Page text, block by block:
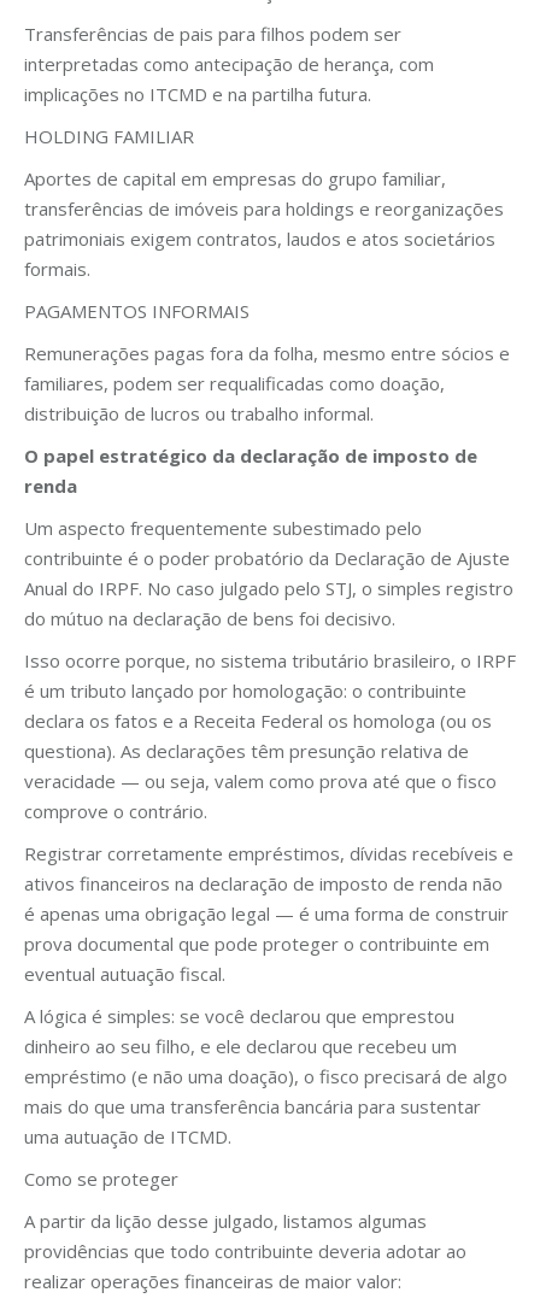
Transferências de pais para filhos podem ser
interpretadas como antecipação de herança, com
implicações no ITCMD e na partilha futura.
HOLDING FAMILIAR
Aportes de capital em empresas do grupo familiar,
transferências de imóveis para holdings e reorganizações
patrimoniais exigem contratos, laudos e atos societários
formais.
PAGAMENTOS INFORMAIS
Remunerações pagas fora da folha, mesmo entre sócios e
familiares, podem ser requalificadas como doação,
distribuição de lucros ou trabalho informal.
O papel estratégico da declaração de imposto de
renda
Um aspecto frequentemente subestimado pelo
contribuinte é o poder probatório da Declaração de Ajuste
Anual do IRPF. No caso julgado pelo STJ, o simples registro
do mútuo na declaração de bens foi decisivo.
Isso ocorre porque, no sistema tributário brasileiro, o IRPF
é um tributo lançado por homologação: o contribuinte
declara os fatos e a Receita Federal os homologa (ou os
questiona). As declarações têm presunção relativa de
veracidade — ou seja, valem como prova até que o fisco
comprove o contrário.
Registrar corretamente empréstimos, dívidas recebíveis e
ativos financeiros na declaração de imposto de renda não
é apenas uma obrigação legal — é uma forma de construir
prova documental que pode proteger o contribuinte em
eventual autuação fiscal.
A lógica é simples: se você declarou que emprestou
dinheiro ao seu filho, e ele declarou que recebeu um
empréstimo (e não uma doação), o fisco precisará de algo
mais do que uma transferência bancária para sustentar
uma autuação de ITCMD.
Como se proteger
A partir da lição desse julgado, listamos algumas
providências que todo contribuinte deveria adotar ao
realizar operações financeiras de maior valor: